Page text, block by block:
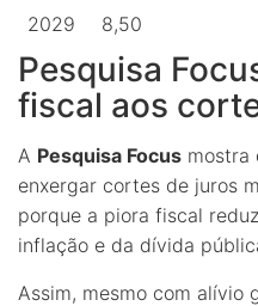
2029 8,50
Pesquisa
fiscal aos
A Pesquisa Focus mostra
enxergar cortes de juros
porque a piora fiscal
inflação e da dívida
Assim, mesmo com alívio